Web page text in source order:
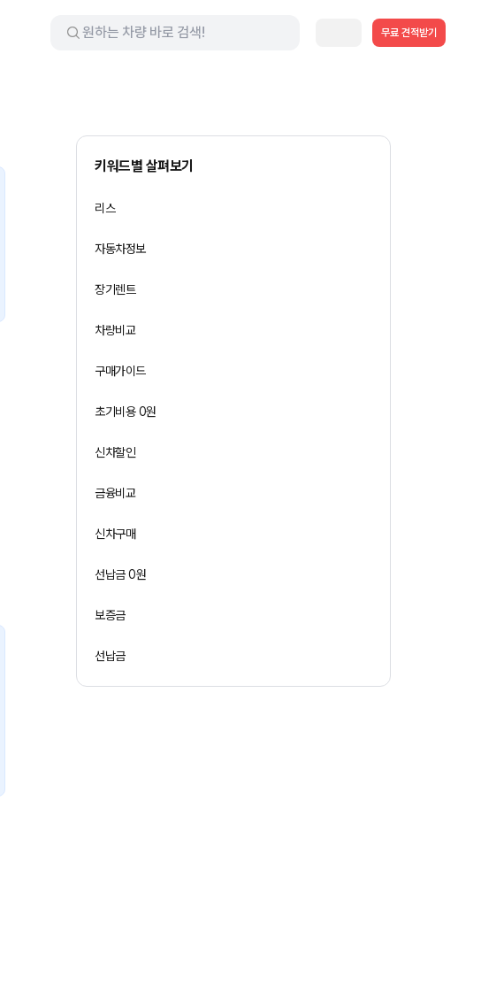
무료 견적받기
키워드별 살펴보기
리스
자동차정보
장기렌트
차량비교
구매가이드
초기비용 0원
신차할인
금융비교
신차구매
선납금 0원
보증금
선납금